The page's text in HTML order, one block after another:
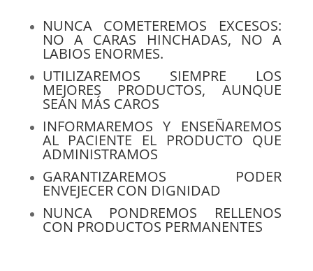
NUNCA COMETEREMOS EXCESOS:
NO A CARAS HINCHADAS, NO A
LABIOS ENORMES.
UTILIZAREMOS SIEMPRE LOS
MEJORES PRODUCTOS, AUNQUE
SEAN MÁS CAROS
INFORMAREMOS Y ENSEÑAREMOS
AL PACIENTE EL PRODUCTO QUE
ADMINISTRAMOS
GARANTIZAREMOS PODER
ENVEJECER CON DIGNIDAD
NUNCA PONDREMOS RELLENOS
CON PRODUCTOS PERMANENTES